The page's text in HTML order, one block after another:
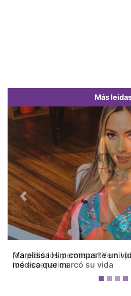
Más
¡Ya pidió los permisos! Yemil
los escenarios
Previous